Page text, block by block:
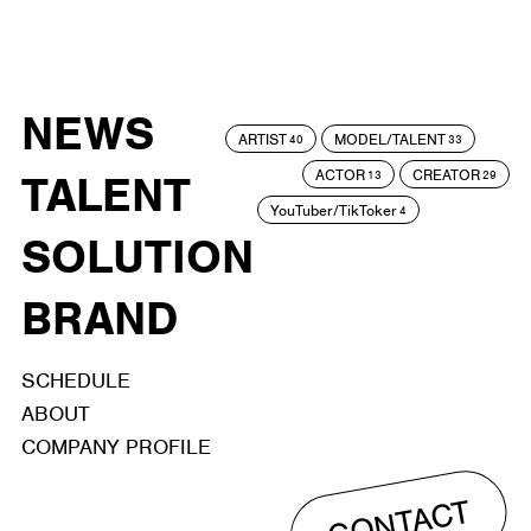
NEWS
TALENT
SOLUTION
BRAND
ARTIST40 MODEL/TALENT33
ACTOR 13 CREATOR29
YouTuber/TikToker4
SCHEDULE
ABOUT
COMPANY PROFILE